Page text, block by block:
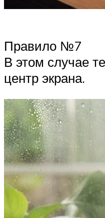
Правило №7
В этом случае
центр экрана.